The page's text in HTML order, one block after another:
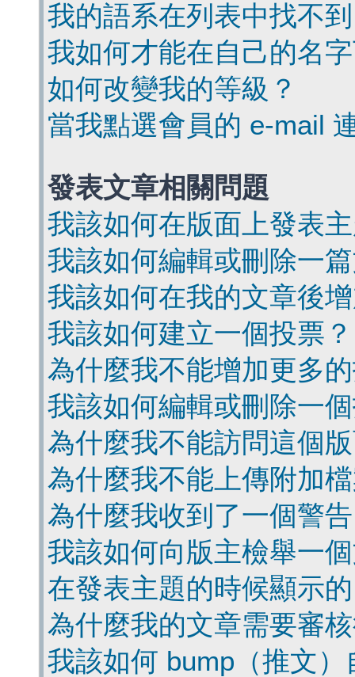
我的語系在列表中找不
我如何才能在自己的名
如何改變我的等級？
當我點選會員的 e-mail
發表文章相關問題
我該如何在版面上發表
我該如何編輯或刪除一
我該如何在我的文章後
我該如何建立一個投票？
為什麼我不能增加更多
我該如何編輯或刪除一
為什麼我不能訪問這個
為什麼我不能上傳附加
為什麼我收到了一個警
我該如何向版主檢舉一
在發表主題的時候顯示
為什麼我的文章需要審
我該如何 bump（推文